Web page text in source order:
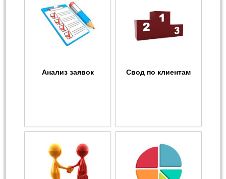
Анализ заявок Свод по клиентам